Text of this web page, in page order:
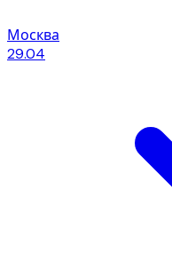
Москва
29.04